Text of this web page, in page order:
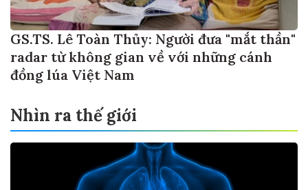
GS.TS. Lê Toàn Thủy: Người đưa "mắt thần"
radar từ không gian về với những cánh
đồng lúa Việt Nam
Nhìn ra thế giới